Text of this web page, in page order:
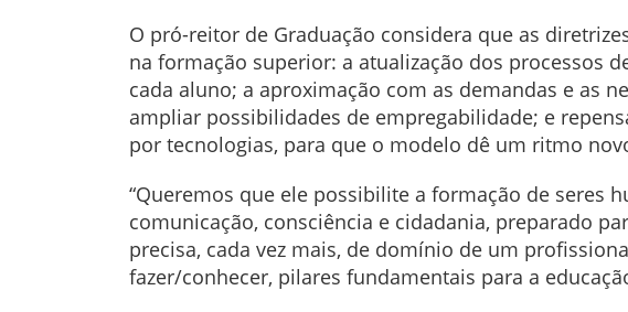
O pró-reitor de Graduação considera que as
na formação superior: a atualização dos processos
cada aluno; a aproximação com as demandas e as
ampliar possibilidades de empregabilidade; e
por tecnologias, para que o modelo dê um ritmo
“Queremos que ele possibilite a formação de seres
comunicação, consciência e cidadania, preparado
precisa, cada vez mais, de domínio de um
fazer/conhecer, pilares fundamentais para a